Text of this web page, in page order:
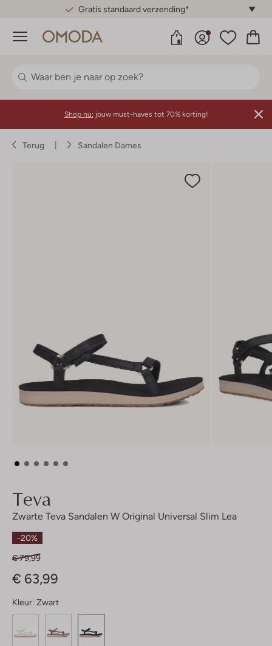
Gratis standaard verzending*
Menu
Shop nu: jouw must-haves tot 70% korting!
Terug Sandalen Dames
Teva
Zwarte Teva Sandalen W Original Universal Slim Lea
-20%
€ 79,99
€ 63,99
Kleur: Zwart